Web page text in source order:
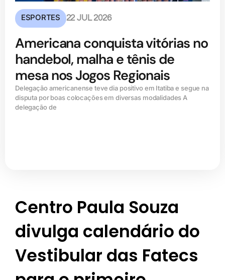
ESPORTES 22 JUL 2026
Americana conquista vitórias no
handebol, malha e tênis de
mesa nos Jogos Regionais
Delegação americanense teve dia positivo em Itatiba e segue na
disputa por boas colocações em diversas modalidades A
delegação de
Centro Paula Souza
divulga calendário do
Vestibular das Fatecs